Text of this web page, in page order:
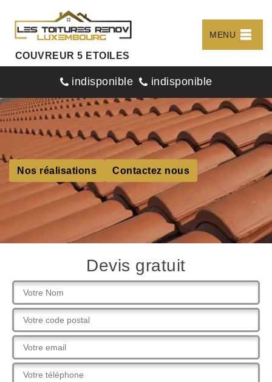
COUVREUR 5 ETOILES
MENU
indisponible indisponible
Nos réalisations Contactez nous
Devis gratuit